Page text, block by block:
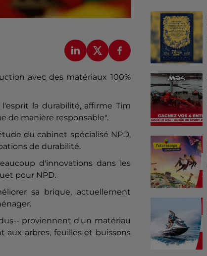
avec des matériaux 100%
la durabilité, affirme Tim
de manière responsable".
du cabinet spécialisé NPD,
de durabilité.
d'innovations dans les
pour NPD.
sa brique, actuellement
proviennent d'un matériau
aux arbres, feuilles et buissons